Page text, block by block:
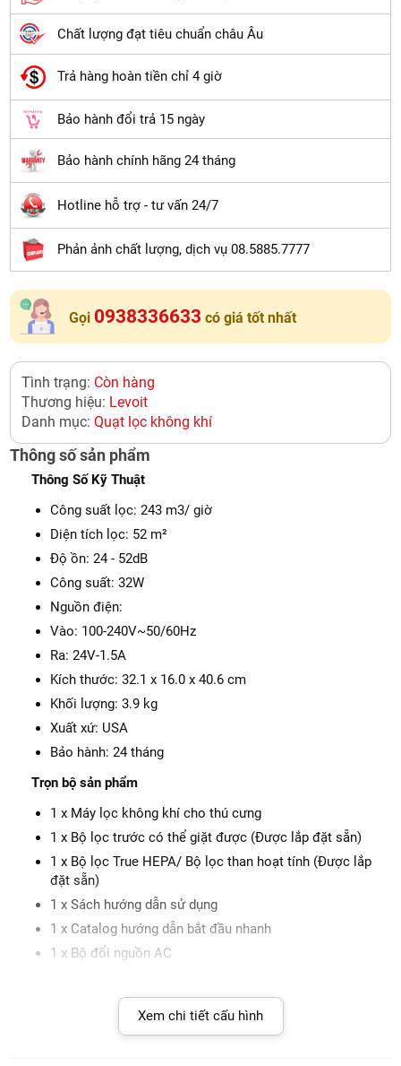
Chất lượng đạt tiêu chuẩn châu Âu
Trả hàng hoàn tiền chỉ 4 giờ
Bảo hành đổi trả 15 ngày
Bảo hành chính hãng 24 tháng
Hotline hỗ trợ - tư vấn 24/7
Phản ảnh chất lượng, dịch vụ 08.5885.7777
Gọi 0938336633 có giá tốt nhất
Tình trạng: Còn hàng
Thương hiệu: Levoit
Danh mục: Quạt lọc không khí
Thông số sản phẩm
Thông Số Kỹ Thuật
Công suất lọc: 243 m3/ giờ
Diện tích lọc: 52 m²
Độ ồn: 24 - 52dB
Công suất: 32W
Nguồn điện:
Vào: 100-240V~50/60Hz
Ra: 24V-1.5A
Kích thước: 32.1 x 16.0 x 40.6 cm
Khối lượng: 3.9 kg
Xuất xứ: USA
Bảo hành: 24 tháng
Trọn bộ sản phẩm
1 x Máy lọc không khí cho thú cưng
1 x Bộ lọc trước có thể giặt được (Được lắp đặt sẵn)
1 x Bộ lọc True HEPA/ Bộ lọc than hoạt tính (Được lắp
đặt sẵn)
1 x Sách hướng dẫn sử dụng
1 x Catalog hướng dẫn bắt đầu nhanh
1 x Bộ đổi nguồn AC
Xem chi tiết cấu hình